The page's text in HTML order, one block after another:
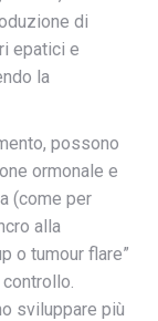
di
epatici e
la
possono
ormonale e
(come per
alla
o tumour flare”
sviluppare più